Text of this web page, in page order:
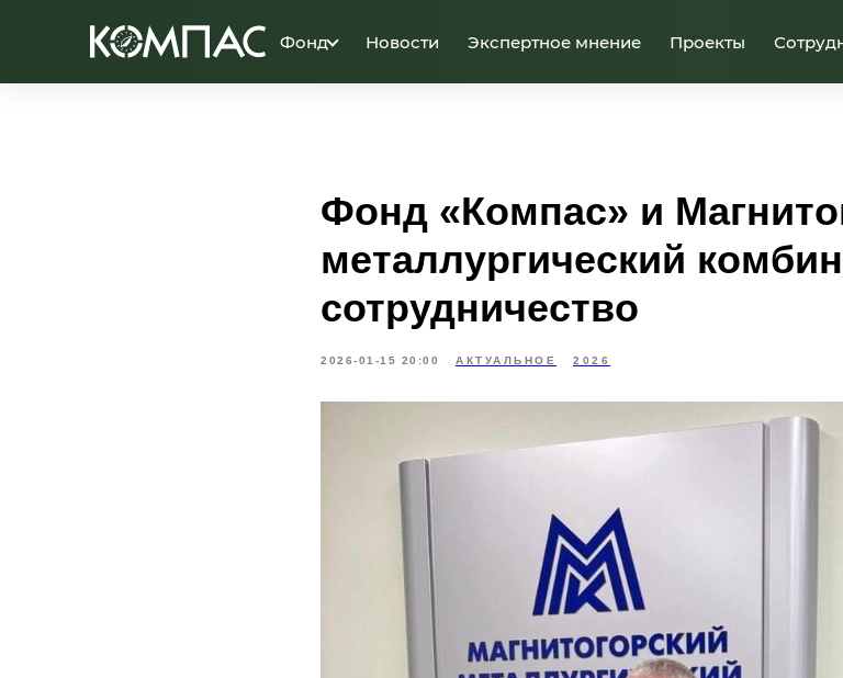
Фонд Новости Экспертное мнение Проекты
Фонд «Компас» и
металлургический
сотрудничество
2026-01-15 20:00 АКТУАЛЬНОЕ 2026